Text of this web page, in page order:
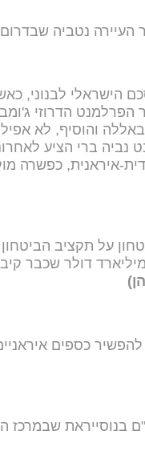
העיירה נטביה
הישראלי לבנוני,
הדרוזי
והוסיף, לא
נביה ברי הציע
איראנית, כפשרה
מיליארד שקלים במיידי. זה נוסף על 144
להפשיר כספים
בנוסייראת שבמרכז